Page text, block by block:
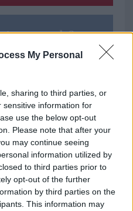
My Personal
sharing to third parties, or
sensitive information for
use the below opt-out
Please note that after your
may continue seeing
information utilized by
to third parties prior to
opt-out of the further
by third parties on the
This information may
tempo reale?
telegram di
ultime news